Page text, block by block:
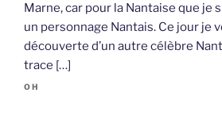
Marne, car pour la Nantaise que je
un personnage Nantais. Ce jour je
découverte d’un autre célèbre
trace […]
OH